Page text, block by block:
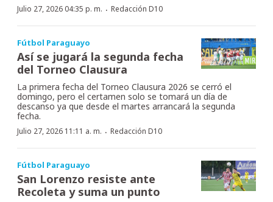
Julio 27, 2026 04:35 p. m. · Redacción D10
Fútbol Paraguayo
Así se jugará la segunda fecha
del Torneo Clausura
La primera fecha del Torneo Clausura 2026 se cerró el
domingo, pero el certamen solo se tomará un día de
descanso ya que desde el martes arrancará la segunda
fecha.
Julio 27, 2026 11:11 a. m. · Redacción D10
Fútbol Paraguayo
San Lorenzo resiste ante
Recoleta y suma un punto